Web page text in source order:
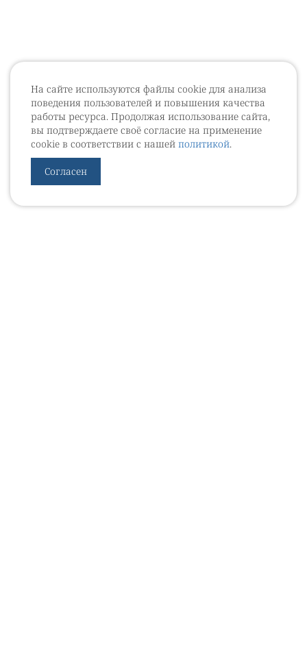
На сайте используются файлы cookie для анализа
поведения пользователей и повышения качества
работы ресурса. Продолжая использование сайта,
вы подтверждаете своё согласие на применение
cookie в соответствии с нашей политикой.
Согласен